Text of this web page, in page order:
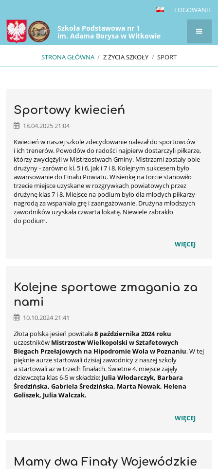
LOGOWANIE
Szkoła Podstawowa nr 1
im. Adama Borysa w Witkowie
STRONA GŁÓWNA / Z ŻYCIA SZKOŁY / SPORT
Sportowy kwiecień
18.04.2025 21:04
Kwiecień w naszej szkole zdecydowanie należał do sportowców
i ich trenerów. Powodów do radości najpierw dostarczyli piłkarze,
którzy zwyciężyli w Mistrzostwach Gminy. Mistrzami zostały obie
drużyny - zarówno kl. 5 i 6, jak i 7 i 8. Kolejnym sukcesem było
awansowanie do Finału Powiatu. Wisienkę na torcie stanowiło
trzecie miejsce uzyskane w rozgrywkach powiatowych przez
drużynę klas 7 i 8. Miejsce na podium było dla młodych piłkarzy
nagrodą za wspaniała grę i zaangażowanie. Drużyna młodszych
zawodników uzyskała czwarta lokatę. Niewiele zabrakło
do podium.
WIĘCEJ
Kolejne sportowe zmagania za
nami
10.10.2024 21:41
Złota polska jesień powitała8 października 2024 roku
uczestników Mistrzostw Wielkopolski w Sztafetowych
Biegach Przełajowych na Hipodromie Wola w Poznaniu. W tej
pięknie aurze startowali dzisiaj zawodnicy z naszej szkoły
a startowali aż w trzech finałach. Świetne 4. miejsce zajęły
dziewczęta klas 6-5 w składzie: Julia Włodarczyk, Barbara
Średzińska, Gabriela Średzińska, Marta Nowak, Helena
Goliszek, Julia Walczak.
WIĘCEJ
Mamy dwa Finały Wojewódzkie